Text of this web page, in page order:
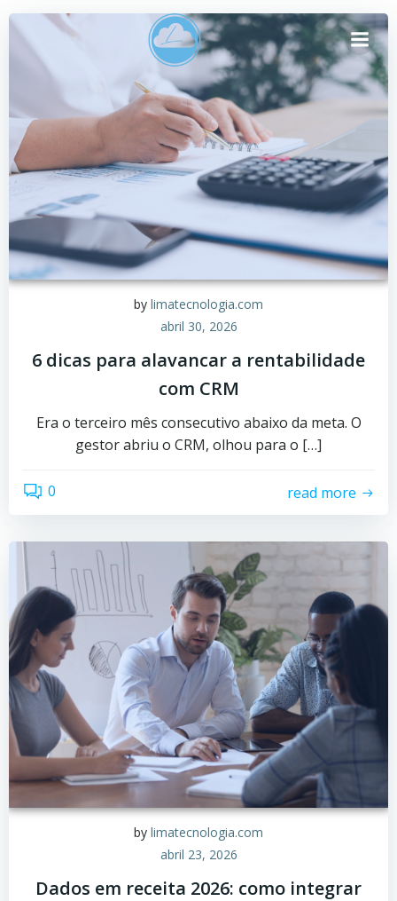
Pular
para
o
conteúdo
by limatecnologia.com
abril 30, 2026
6 dicas para alavancar a rentabilidade
com CRM
Era o terceiro mês consecutivo abaixo da meta. O
gestor abriu o CRM, olhou para o […]
0 read more
by limatecnologia.com
abril 23, 2026
Dados em receita 2026: como integrar